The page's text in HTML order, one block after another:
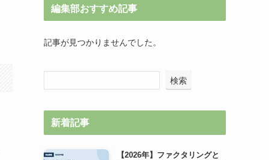
編集部おすすめ記事
記事が見つかりませんでした。
検索
新着記事
【2026年】ファクタリングと